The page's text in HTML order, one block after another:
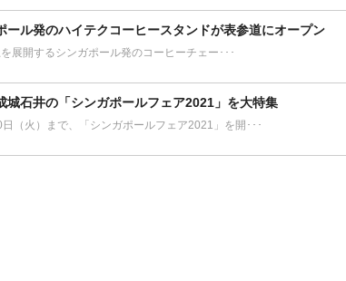
ル発のハイテクコーヒースタンドが表参道にオープン
展開するシンガポール発のコーヒーチェー･･･
城石井の「シンガポールフェア2021」を大特集
（火）まで、「シンガポールフェア2021」を開･･･